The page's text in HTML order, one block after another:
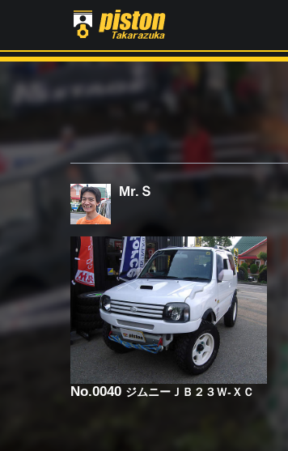
Mr.Ｓ
No.0040 ジムニーＪＢ２３Ｗ-ＸＣ